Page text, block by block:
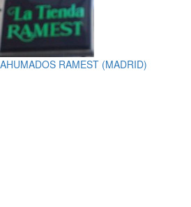
AHUMADOS RAMEST (MADRID)